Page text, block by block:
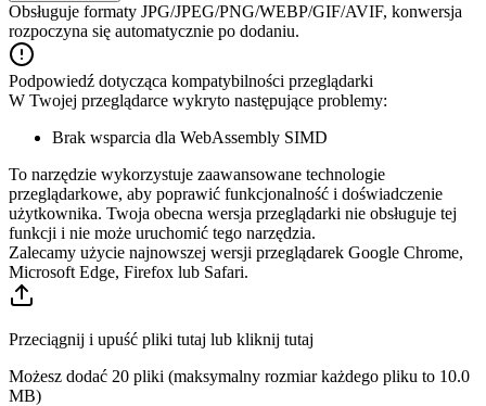
Obsługuje formaty JPG/JPEG/PNG/WEBP/GIF/AVIF, konwersja
rozpoczyna się automatycznie po dodaniu.
Podpowiedź dotycząca kompatybilności przeglądarki
W Twojej przeglądarce wykryto następujące problemy:
Brak wsparcia dla WebAssembly SIMD
To narzędzie wykorzystuje zaawansowane technologie
przeglądarkowe, aby poprawić funkcjonalność i doświadczenie
użytkownika. Twoja obecna wersja przeglądarki nie obsługuje tej
funkcji i nie może uruchomić tego narzędzia.
Zalecamy użycie najnowszej wersji przeglądarek Google Chrome,
Microsoft Edge, Firefox lub Safari.
Przeciągnij i upuść pliki tutaj lub kliknij tutaj
Możesz dodać 20 pliki (maksymalny rozmiar każdego pliku to 10.0
MB)